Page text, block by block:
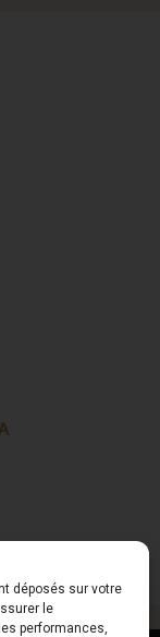
déposés sur votre
le
performances,